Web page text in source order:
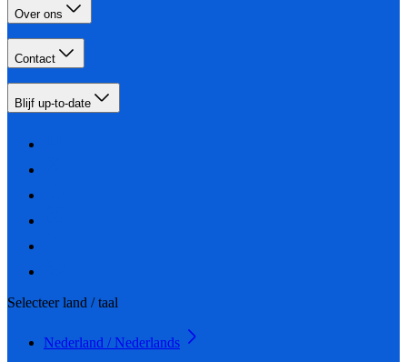
Over ons
Contact
Blijf up-to-date
Selecteer land / taal
Nederland / Nederlands